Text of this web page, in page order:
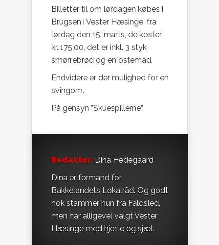
Billetter til om lørdagen købes i
Brugsen i Vester Hæsinge, fra
lørdag den 15. marts, de koster
kr. 175.00, det er inkl. 3 styk
smørrebrød og en ostemad.
Endvidere er der mulighed for en
svingom.
På gensyn ”Skuespillerne”.
Redaktør: Dina Hedegaard
Dina er formand for
Bakkelandets Lokalråd. Og godt
nok stammer hun fra Faldsled,
men har alligevel valgt Vester
Hæsinge med hjerte og sjæl.